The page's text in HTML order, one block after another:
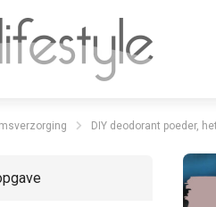
DIY deodorant poeder,